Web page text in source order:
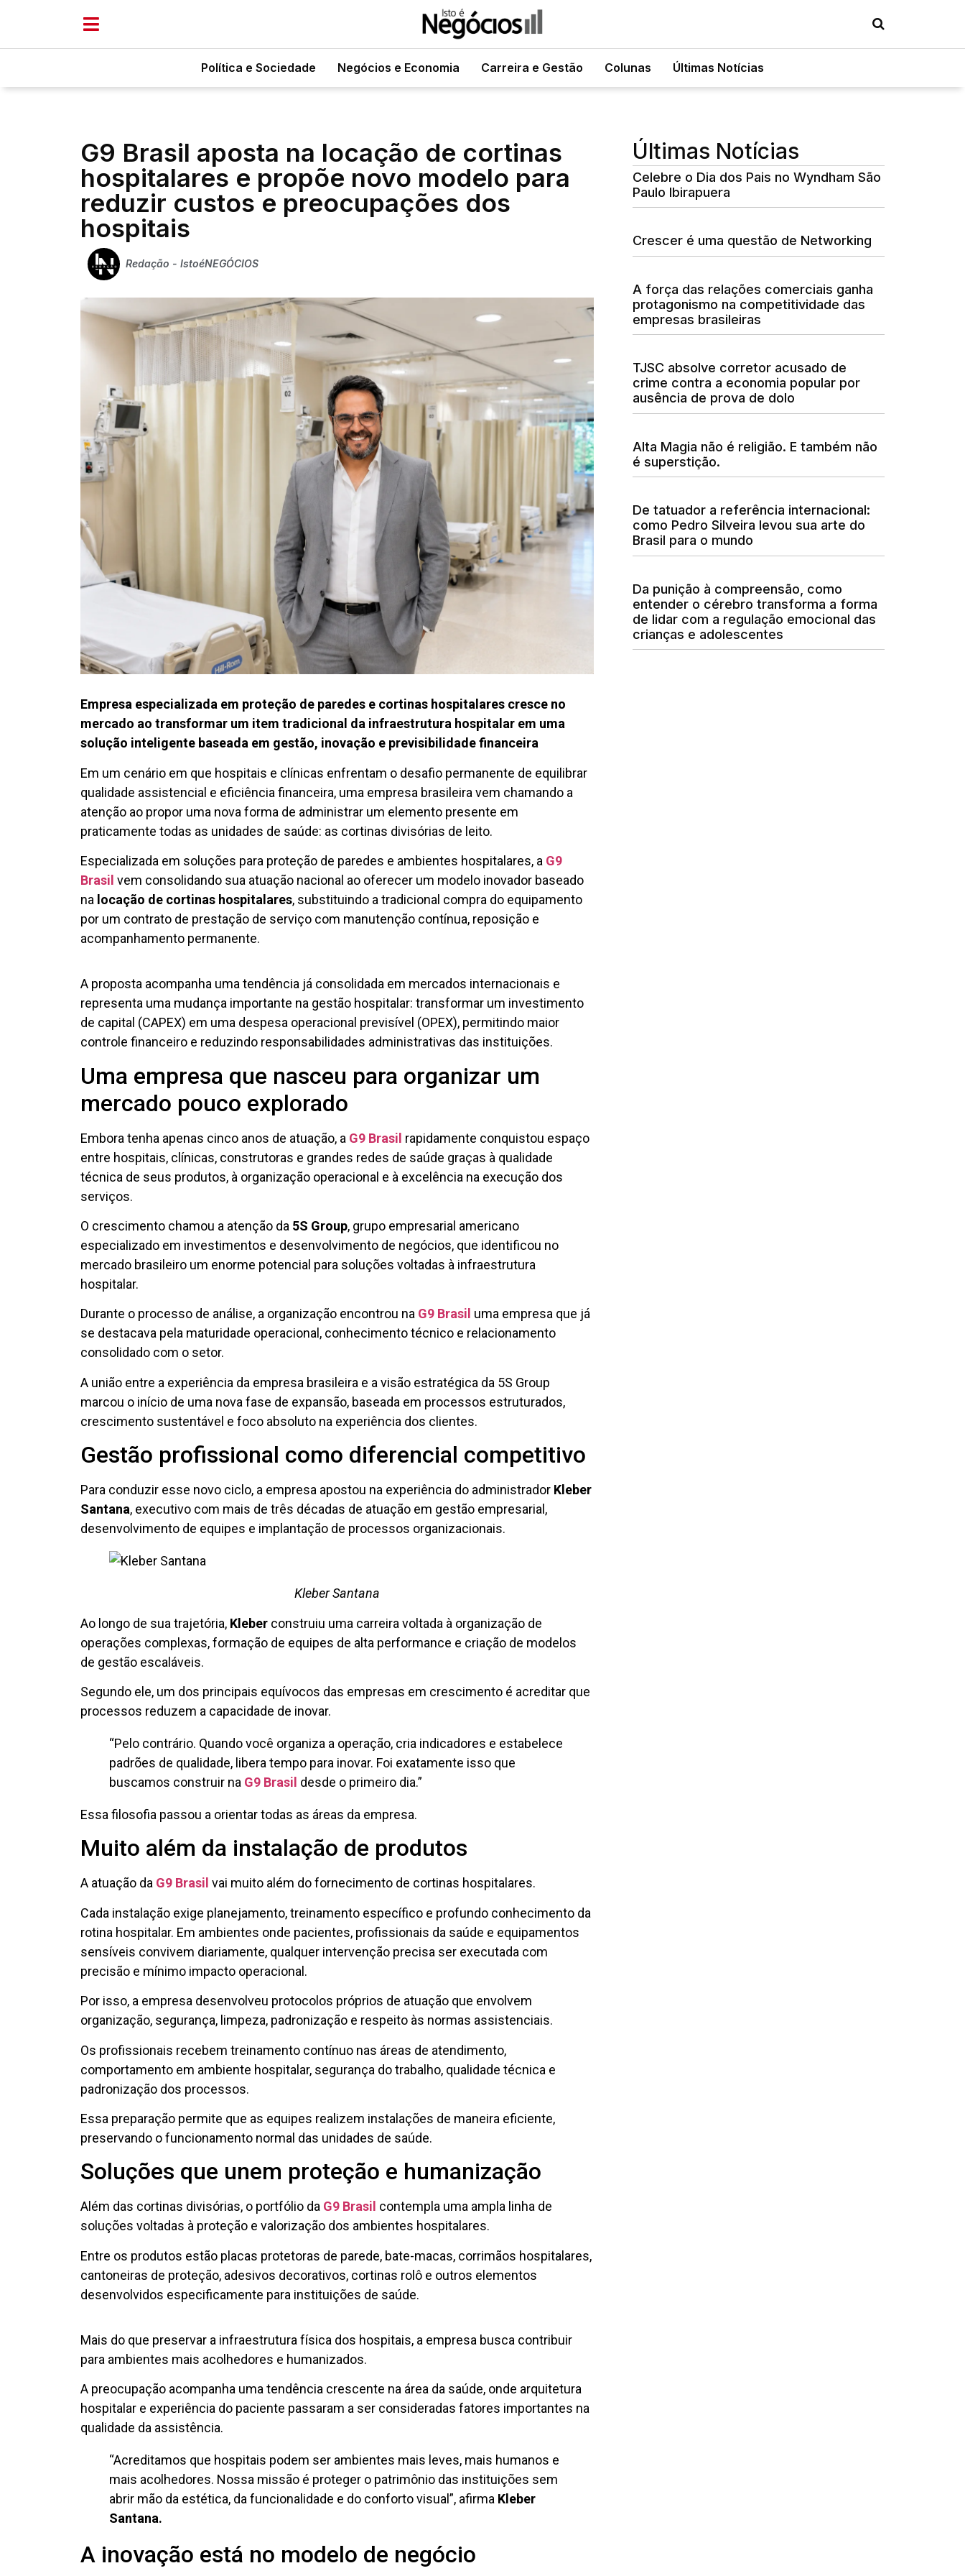
Política e Sociedade Negócios e Economia Carreira e Gestão Colunas Últimas Notícias
G9 Brasil aposta na locação de cortinas
hospitalares e propõe novo modelo para
reduzir custos e preocupações dos
hospitais
Redação - IstoéNEGÓCIOS
Empresa especializada em proteção de paredes e cortinas hospitalares cresce no
mercado ao transformar um item tradicional da infraestrutura hospitalar em uma
solução inteligente baseada em gestão, inovação e previsibilidade financeira
Em um cenário em que hospitais e clínicas enfrentam o desafio permanente de equilibrar
qualidade assistencial e eficiência financeira, uma empresa brasileira vem chamando a
atenção ao propor uma nova forma de administrar um elemento presente em
praticamente todas as unidades de saúde: as cortinas divisórias de leito.
Especializada em soluções para proteção de paredes e ambientes hospitalares, a G9
Brasil vem consolidando sua atuação nacional ao oferecer um modelo inovador baseado
na locação de cortinas hospitalares, substituindo a tradicional compra do equipamento
por um contrato de prestação de serviço com manutenção contínua, reposição e
acompanhamento permanente.
A proposta acompanha uma tendência já consolidada em mercados internacionais e
representa uma mudança importante na gestão hospitalar: transformar um investimento
de capital (CAPEX) em uma despesa operacional previsível (OPEX), permitindo maior
controle financeiro e reduzindo responsabilidades administrativas das instituições.
Uma empresa que nasceu para organizar um
mercado pouco explorado
Embora tenha apenas cinco anos de atuação, a G9 Brasil rapidamente conquistou espaço
entre hospitais, clínicas, construtoras e grandes redes de saúde graças à qualidade
técnica de seus produtos, à organização operacional e à excelência na execução dos
serviços.
O crescimento chamou a atenção da 5S Group, grupo empresarial americano
especializado em investimentos e desenvolvimento de negócios, que identificou no
mercado brasileiro um enorme potencial para soluções voltadas à infraestrutura
hospitalar.
Durante o processo de análise, a organização encontrou na G9 Brasil uma empresa que já
se destacava pela maturidade operacional, conhecimento técnico e relacionamento
consolidado com o setor.
A união entre a experiência da empresa brasileira e a visão estratégica da 5S Group
marcou o início de uma nova fase de expansão, baseada em processos estruturados,
crescimento sustentável e foco absoluto na experiência dos clientes.
Gestão profissional como diferencial competitivo
Para conduzir esse novo ciclo, a empresa apostou na experiência do administrador Kleber
Santana, executivo com mais de três décadas de atuação em gestão empresarial,
desenvolvimento de equipes e implantação de processos organizacionais.
Kleber Santana
Ao longo de sua trajetória, Kleber construiu uma carreira voltada à organização de
operações complexas, formação de equipes de alta performance e criação de modelos
de gestão escaláveis.
Segundo ele, um dos principais equívocos das empresas em crescimento é acreditar que
processos reduzem a capacidade de inovar.
“Pelo contrário. Quando você organiza a operação, cria indicadores e estabelece
padrões de qualidade, libera tempo para inovar. Foi exatamente isso que
buscamos construir na G9 Brasil desde o primeiro dia.”
Essa filosofia passou a orientar todas as áreas da empresa.
Muito além da instalação de produtos
A atuação da G9 Brasil vai muito além do fornecimento de cortinas hospitalares.
Cada instalação exige planejamento, treinamento específico e profundo conhecimento da
rotina hospitalar. Em ambientes onde pacientes, profissionais da saúde e equipamentos
sensíveis convivem diariamente, qualquer intervenção precisa ser executada com
precisão e mínimo impacto operacional.
Por isso, a empresa desenvolveu protocolos próprios de atuação que envolvem
organização, segurança, limpeza, padronização e respeito às normas assistenciais.
Os profissionais recebem treinamento contínuo nas áreas de atendimento,
comportamento em ambiente hospitalar, segurança do trabalho, qualidade técnica e
padronização dos processos.
Essa preparação permite que as equipes realizem instalações de maneira eficiente,
preservando o funcionamento normal das unidades de saúde.
Soluções que unem proteção e humanização
Além das cortinas divisórias, o portfólio da G9 Brasil contempla uma ampla linha de
soluções voltadas à proteção e valorização dos ambientes hospitalares.
Entre os produtos estão placas protetoras de parede, bate-macas, corrimãos hospitalares,
cantoneiras de proteção, adesivos decorativos, cortinas rolô e outros elementos
desenvolvidos especificamente para instituições de saúde.
Mais do que preservar a infraestrutura física dos hospitais, a empresa busca contribuir
para ambientes mais acolhedores e humanizados.
A preocupação acompanha uma tendência crescente na área da saúde, onde arquitetura
hospitalar e experiência do paciente passaram a ser consideradas fatores importantes na
qualidade da assistência.
“Acreditamos que hospitais podem ser ambientes mais leves, mais humanos e
mais acolhedores. Nossa missão é proteger o patrimônio das instituições sem
abrir mão da estética, da funcionalidade e do conforto visual”, afirma Kleber
Santana.
A inovação está no modelo de negócio
Últimas Notícias
Celebre o Dia dos Pais no Wyndham São
Paulo Ibirapuera
Crescer é uma questão de Networking
A força das relações comerciais ganha
protagonismo na competitividade das
empresas brasileiras
TJSC absolve corretor acusado de
crime contra a economia popular por
ausência de prova de dolo
Alta Magia não é religião. E também não
é superstição.
De tatuador a referência internacional:
como Pedro Silveira levou sua arte do
Brasil para o mundo
Da punição à compreensão, como
entender o cérebro transforma a forma
de lidar com a regulação emocional das
crianças e adolescentes